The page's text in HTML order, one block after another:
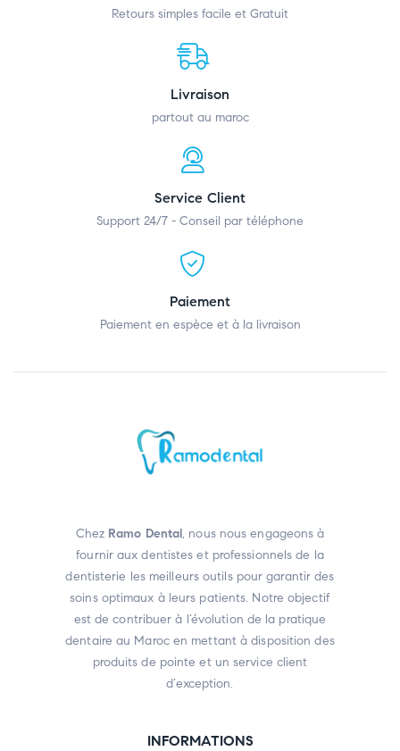
Retours simples facile et Gratuit
Livraison
partout au maroc
Service Client
Support 24/7 - Conseil par téléphone
Paiement
Paiement en espèce et à la livraison
Chez Ramo Dental, nous nous engageons à
fournir aux dentistes et professionnels de la
dentisterie les meilleurs outils pour garantir des
soins optimaux à leurs patients. Notre objectif
est de contribuer à l’évolution de la pratique
dentaire au Maroc en mettant à disposition des
produits de pointe et un service client
d’exception.
INFORMATIONS